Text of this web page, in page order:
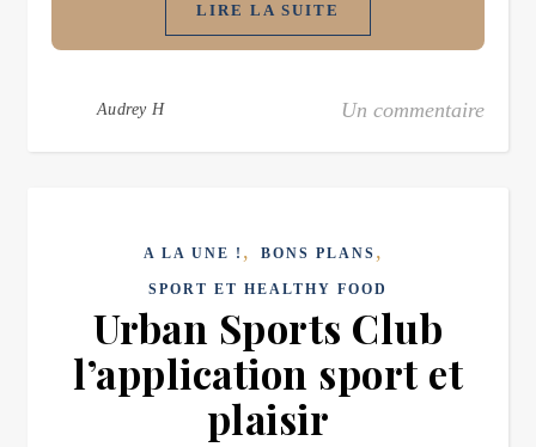
LIRE LA SUITE
Audrey H Un commentaire
A LA UNE ! , BONS PLANS ,
SPORT ET HEALTHY FOOD
Urban Sports Club
l’application sport et
plaisir